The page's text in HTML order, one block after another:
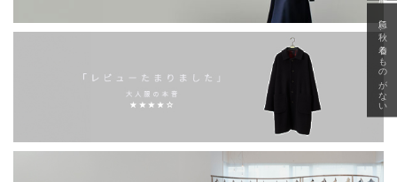
急に秋、着るものがない